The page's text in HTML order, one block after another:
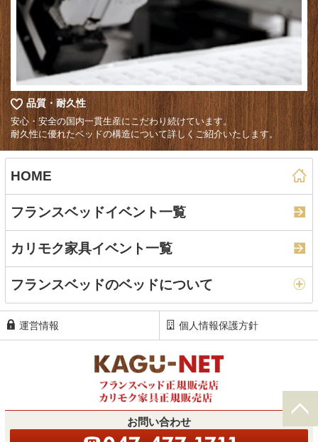
品質・耐久性
安心・安全の国内一貫生産にこだわり続けています。
耐久性に優れたベッドの構造について詳しくご紹介いたします。
HOME
フランスベッドイベント一覧
カリモク家具イベント一覧
フランスベッドのベッドについて
運営情報 個人情報保護方針
お問い合わせ